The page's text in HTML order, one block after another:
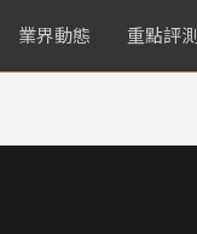
業界動態 重點評測